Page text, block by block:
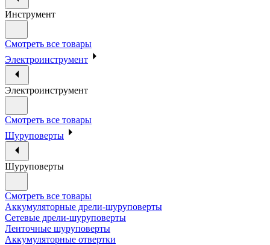
Инструмент
Смотреть все товары
Электроинструмент
Электроинструмент
Смотреть все товары
Шуруповерты
Шуруповерты
Смотреть все товары
Аккумуляторные дрели-шуруповерты
Сетевые дрели-шуруповерты
Ленточные шуруповерты
Аккумуляторные отвертки